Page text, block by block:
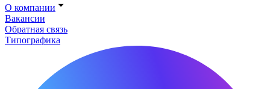
О компании
Вакансии
Обратная связь
Типографика